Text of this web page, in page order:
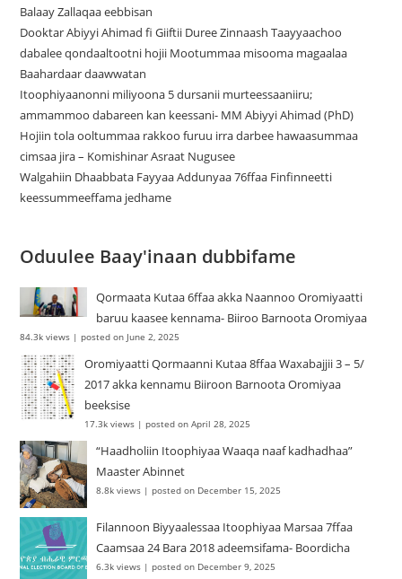
Balaay Zallaqaa eebbisan
Dooktar Abiyyi Ahimad fi Giiftii Duree Zinnaash Taayyaachoo
dabalee qondaaltootni hojii Mootummaa misooma magaalaa
Baahardaar daawwatan
Itoophiyaanonni miliyoona 5 dursanii murteessaaniiru;
ammammoo dabareen kan keessani- MM Abiyyi Ahimad (PhD)
Hojiin tola ooltummaa rakkoo furuu irra darbee hawaasummaa
cimsaa jira – Komishinar Asraat Nugusee
Walgahiin Dhaabbata Fayyaa Addunyaa 76ffaa Finfinneetti
keessummeeffama jedhame
Oduulee Baay'inaan dubbifame
Qormaata Kutaa 6ffaa akka Naannoo Oromiyaatti
baruu kaasee kennama- Biiroo Barnoota Oromiyaa
84.3k views |posted on June 2, 2025
Oromiyaatti Qormaanni Kutaa 8ffaa Waxabajjii 3 – 5/
2017 akka kennamu Biiroon Barnoota Oromiyaa
beeksise
17.3k views |posted on April 28, 2025
“Haadholiin Itoophiyaa Waaqa naaf kadhadhaa”
Maaster Abinnet
8.8k views |posted on December 15, 2025
Filannoon Biyyaalessaa Itoophiyaa Marsaa 7ffaa
Caamsaa 24 Bara 2018 adeemsifama- Boordicha
6.3k views |posted on December 9, 2025